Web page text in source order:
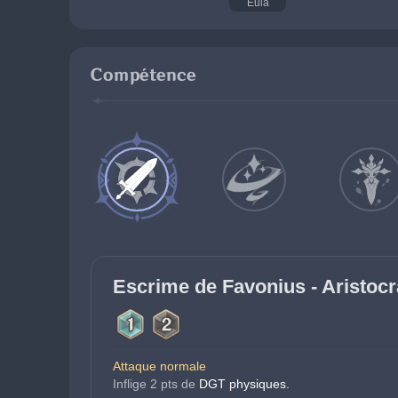
Eula
Compétence
Escrime de Favonius -
Attaque normale
Inflige 2 pts de DGT physiques.